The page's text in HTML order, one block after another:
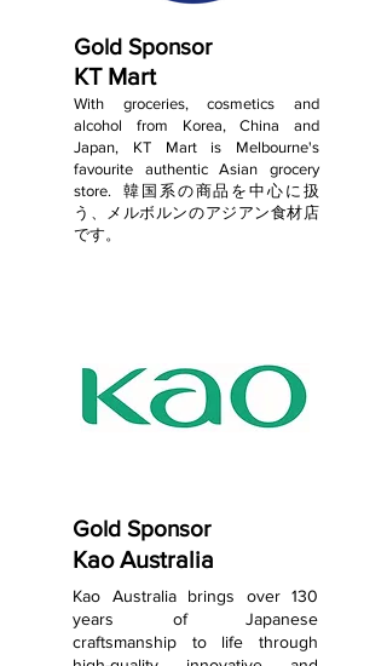
Gold Sponsor
KT Mart
With groceries, cosmetics and
alcohol from Korea, China and
Japan, KT Mart is Melbourne's
favourite authentic Asian grocery
store. 韓国系の商品を中心に扱
う、メルボルンのアジアン食材店
です。
Gold Sponsor
Kao Australia
Kao Australia brings over 130
years of Japanese
craftsmanship to life through